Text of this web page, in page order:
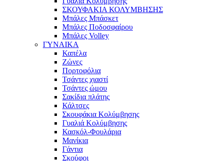
ΣΚΟΥΦΑΚΙΑ ΚΟΛΥΜΒΗΣΗΣ
Μπάλες Μπάσκετ
Μπάλες Ποδοσφαίρου
Μπάλες Volley
ΓΥΝΑΙΚΑ
Καπέλα
Ζώνες
Πορτοφόλια
Τσάντες χιαστί
Τσάντες ώμου
Σακίδια πλάτης
Κάλτσες
Σκουφάκια Κολύμβησης
Γυαλιά Κολύμβησης
Κασκόλ-Φουλάρια
Μανίκια
Γάντια
Σκούφοι